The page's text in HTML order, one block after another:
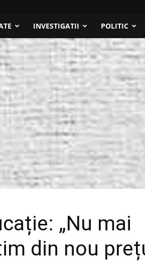
INVESTIGATII POLITIC
„Nu mai
din nou